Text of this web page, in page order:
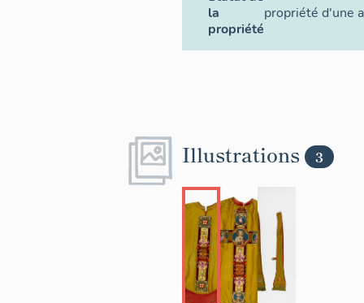
la
propriété
propriété d'une
Illustrations 3